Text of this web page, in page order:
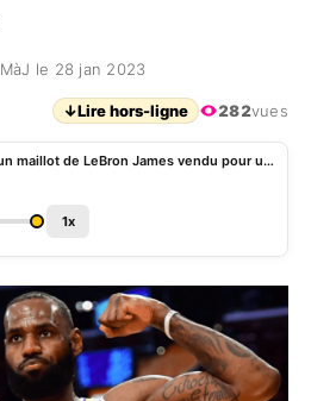
MàJ le 28 jan 2023
↓Lire hors-ligne 282vues
NBA: un maillot de LeBron James vendu pour un montant record de 3,7 millions de dollars
1x